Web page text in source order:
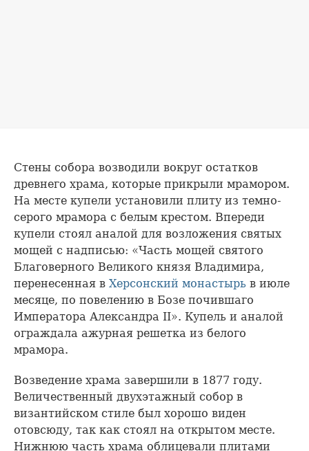
Стены собора возводили вокруг остатков
древнего храма, которые прикрыли мрамором.
На месте купели установили плиту из темно-
серого мрамора с белым крестом. Впереди
купели стоял аналой для возложения святых
мощей с надписью: «Часть мощей святого
Благоверного Великого князя Владимира,
перенесенная в Херсонский монастырь в июле
месяце, по повелению в Бозе почившаго
Императора Александра II». Купель и аналой
ограждала ажурная решетка из белого
мрамора.
Возведение храма завершили в 1877 году.
Величественный двухэтажный собор в
византийском стиле был хорошо виден
отовсюду, так как стоял на открытом месте.
Нижнюю часть храма облицевали плитами